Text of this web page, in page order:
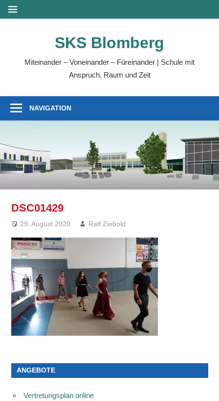
Zum
Inhalt
MENÜ
SKS Blomberg
Miteinander – Voneinander – Füreinander | Schule mit
Anspruch, Raum und Zeit
NAVIGATION
DSC01429
29. August 2020 Ralf Ziebold
ANGEBOTE
Vertretungsplan online